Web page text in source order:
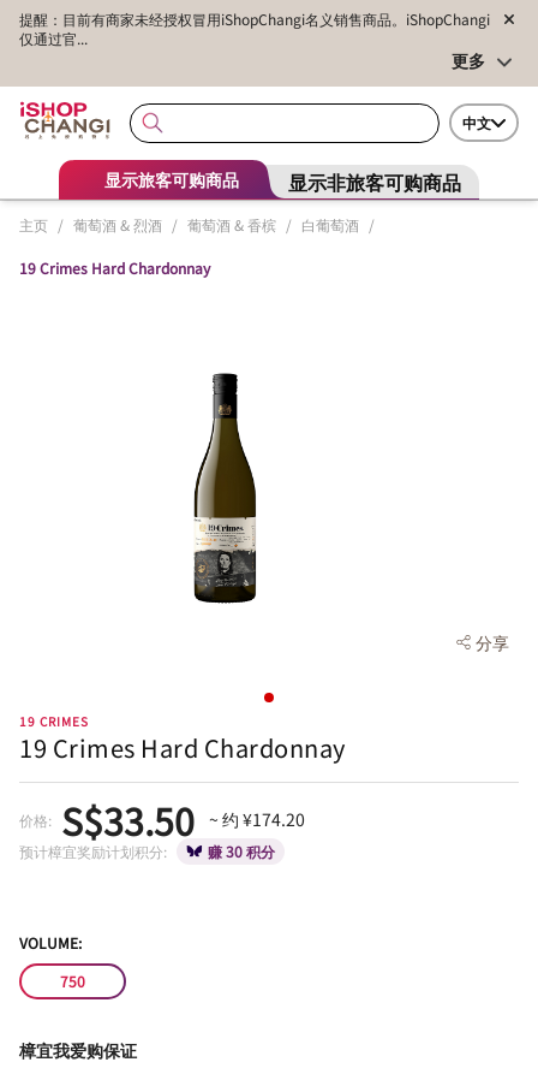
提醒：目前有商家未经授权冒用iShopChangi名义销售商品。iShopChangi
仅通过官...
更多
中文
显示旅客可购商品 显示非旅客可购商品
主页 / 葡萄酒 & 烈酒 / 葡萄酒 & 香槟 / 白葡萄酒 /
19 Crimes Hard Chardonnay
分享
19 CRIMES
19 Crimes Hard Chardonnay
价格: S$33.50 ~ 约 ¥174.20
预计樟宜奖励计划积分: 赚 30 积分
VOLUME:
750
樟宜我爱购保证